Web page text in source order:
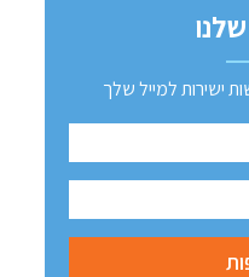
ישירות למייל שלך